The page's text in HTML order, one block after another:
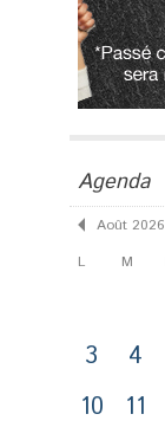
Agenda
Août 2026
L
M
3
4
10
11